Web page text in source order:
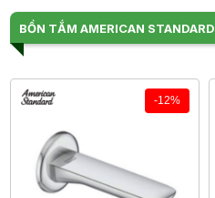
BỒN TẮM AMERICAN STANDARD
-12%